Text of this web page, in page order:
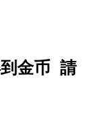
金币 請